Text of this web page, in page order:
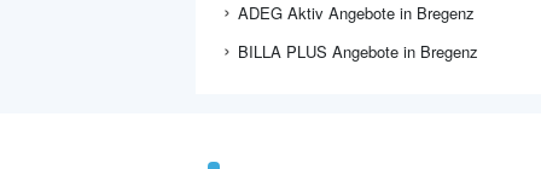
ADEG Aktiv Angebote in Bregenz
BILLA PLUS Angebote in Bregenz